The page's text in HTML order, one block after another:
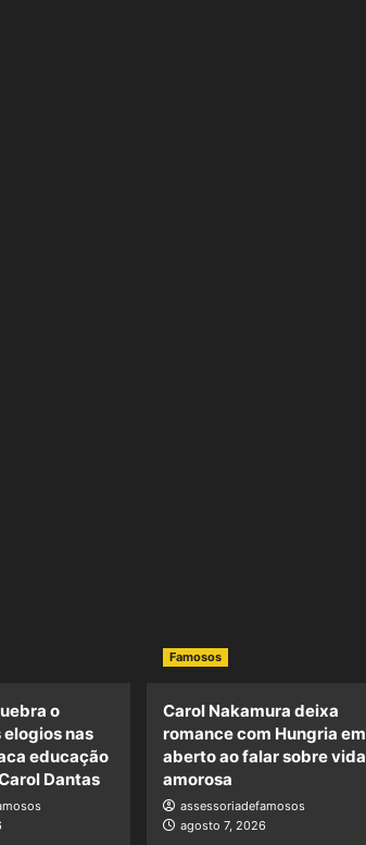
o
nas
educação
Dantas
Famosos
Carol Nakamura deixa
romance com Hungria em
aberto ao falar sobre vida
amorosa
assessoriadefamosos
agosto 7, 2026